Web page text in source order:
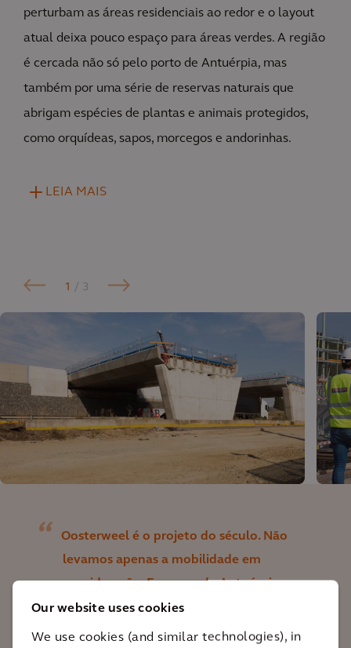
Our website uses cookies
We use cookies (and similar technologies), in
perturbam as áreas residenciais ao redor e o layout
atual deixa pouco espaço para áreas verdes. A região
é cercada não só pelo porto de Antuérpia, mas
também por uma série de reservas naturais que
abrigam espécies de plantas e animais protegidos,
como orquídeas, sapos, morcegos e andorinhas.
LEIA MAIS
1 / 3
Oosterweel é o projeto do século. Não
levamos apenas a mobilidade em
consideração. Fazemos da Antuérpia
uma cidade querida para se viver e
trabalhar, envolvendo todos os